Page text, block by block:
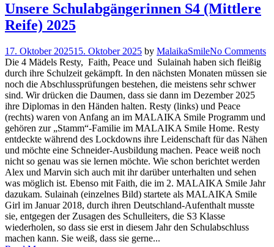
Unsere Schulabgängerinnen S4 (Mittlere
Reife) 2025
17. Oktober 202515. Oktober 2025 by MalaikaSmileNo Comments
Die 4 Mädels Resty, Faith, Peace und Sulainah haben sich fleißig
durch ihre Schulzeit gekämpft. In den nächsten Monaten müssen sie
noch die Abschlussprüfungen bestehen, die meistens sehr schwer
sind. Wir drücken die Daumen, dass sie dann im Dezember 2025
ihre Diplomas in den Händen halten. Resty (links) und Peace
(rechts) waren von Anfang an im MALAIKA Smile Programm und
gehören zur „Stamm“-Familie im MALAIKA Smile Home. Resty
entdeckte während des Lockdowns ihre Leidenschaft für das Nähen
und möchte eine Schneider-Ausbildung machen. Peace weiß noch
nicht so genau was sie lernen möchte. Wie schon berichtet werden
Alex und Marvin sich auch mit ihr darüber unterhalten und sehen
was möglich ist. Ebenso mit Faith, die im 2. MALAIKA Smile Jahr
dazukam. Sulainah (einzelnes Bild) startete als MALAIKA Smile
Girl im Januar 2018, durch ihren Deutschland-Aufenthalt musste
sie, entgegen der Zusagen des Schulleiters, die S3 Klasse
wiederholen, so dass sie erst in diesem Jahr den Schulabschluss
machen kann. Sie weiß, dass sie gerne...